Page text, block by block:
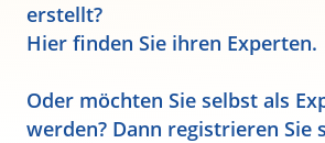
erstellt?
Hier finden Sie ihren Experten.
Oder möchten Sie selbst als
werden? Dann registrieren Sie